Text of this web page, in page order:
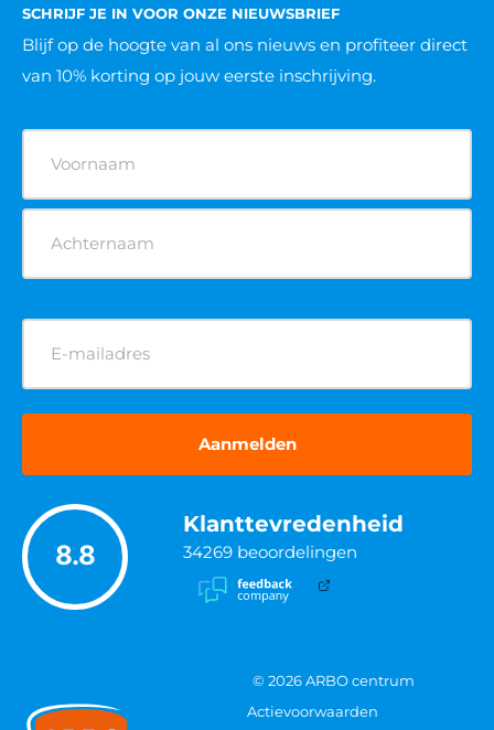
SCHRIJF JE IN VOOR ONZE NIEUWSBRIEF
Blijf op de hoogte van al ons nieuws en profiteer direct
van 10% korting op jouw eerste inschrijving.
(Vereist)
E-
mailadres
(Vereist)
8.8
Klanttevredenheid
34269 beoordelingen
© 2026 ARBO centrum
Actievoorwaarden